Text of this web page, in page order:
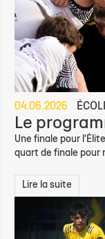
04.06.2026
Le
Une finale pour
quart de finale pour
Lire la suite